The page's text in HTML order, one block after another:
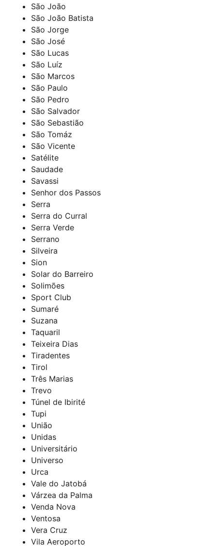
São João
São João Batista
São Jorge
São José
São Lucas
São Luíz
São Marcos
São Paulo
São Pedro
São Salvador
São Sebastião
São Tomáz
São Vicente
Satélite
Saudade
Savassi
Senhor dos Passos
Serra
Serra do Curral
Serra Verde
Serrano
Silveira
Sion
Solar do Barreiro
Solimões
Sport Club
Sumaré
Suzana
Taquaril
Teixeira Dias
Tiradentes
Tirol
Três Marias
Trevo
Túnel de Ibirité
Tupi
União
Unidas
Universitário
Universo
Urca
Vale do Jatobá
Várzea da Palma
Venda Nova
Ventosa
Vera Cruz
Vila Aeroporto